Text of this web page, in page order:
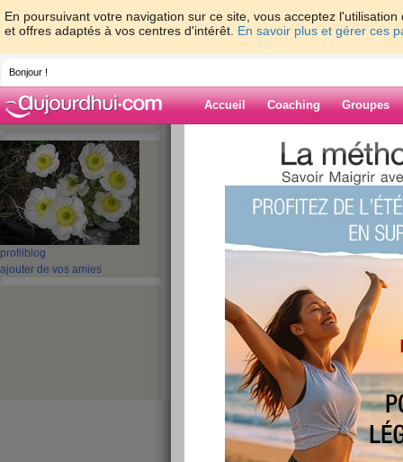
En poursuivant votre navigation sur ce site, vous acceptez
et offres adaptés à vos centres d'intérêt. En savoir plus et gérer ces
Bonjour !
Accueil Coaching Groupes
profil blog
ajouter de vos amies
>
Blog de ladep
‹ Préc. 11 12 13 14 Suiv. ›
J'ai décidé de
publié le 11/10/2007 à 11:35
J'ai décidé de mincir pour me sentir mieux
dans mes pantalons
lire la suite